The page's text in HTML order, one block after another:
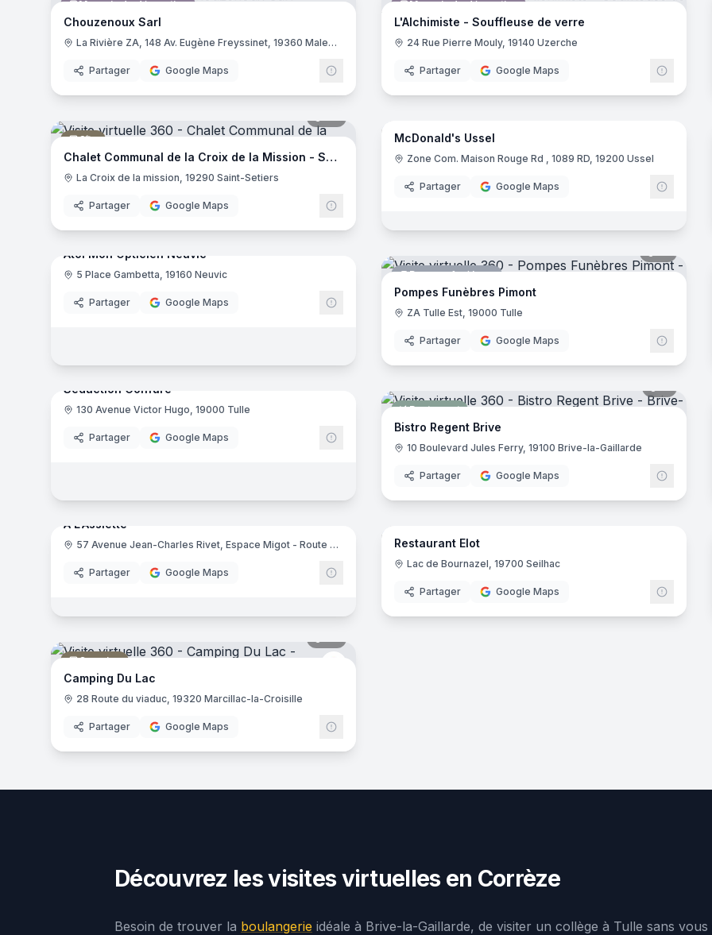
Magasin de décoration
Chouzenoux Sarl
La Rivière ZA, 148 Av. Eugène Freyssinet, 19360 Malemort-sur-Corrèze
Partager Google Maps
Magasin de décoration
L'Alchimiste - Souffleuse de verre
24 Rue Pierre Mouly, 19140 Uzerche
Partager Google Maps
Gîte
Chalet Communal de la Croix de la Mission - Saint-Setiers
La Croix de la mission, 19290 Saint-Setiers
Partager Google Maps
Restaurant
24
McDonald's Ussel
Zone Com. Maison Rouge Rd , 1089 RD, 19200 Ussel
Partager Google Maps
Opticien
Atol Mon Opticien Neuvic
5 Place Gambetta, 19160 Neuvic
Partager Google Maps
Pompes funèbres
Pompes Funèbres Pimont
ZA Tulle Est, 19000 Tulle
Partager Google Maps
Salon de coiffure
Séduction Coiffure
130 Avenue Victor Hugo, 19000 Tulle
Partager Google Maps
Restaurant
Bistro Regent Brive
10 Boulevard Jules Ferry, 19100 Brive-la-Gaillarde
Partager Google Maps
Restaurant
A L'Assiette
57 Avenue Jean-Charles Rivet, Espace Migot - Route de Bordeaux, 19100 Brive-la-Gaillarde
Partager Google Maps
Restaurant
10
Restaurant Elot
Lac de Bournazel, 19700 Seilhac
Partager Google Maps
Camping Aquadis Loisirs
Camping Du Lac
28 Route du viaduc, 19320 Marcillac-la-Croisille
Partager Google Maps
Découvrez les visites virtuelles en Corrèze
Besoin de trouver la boulangerie idéale à Brive-la-Gaillarde, de visiter un collège à Tulle sans